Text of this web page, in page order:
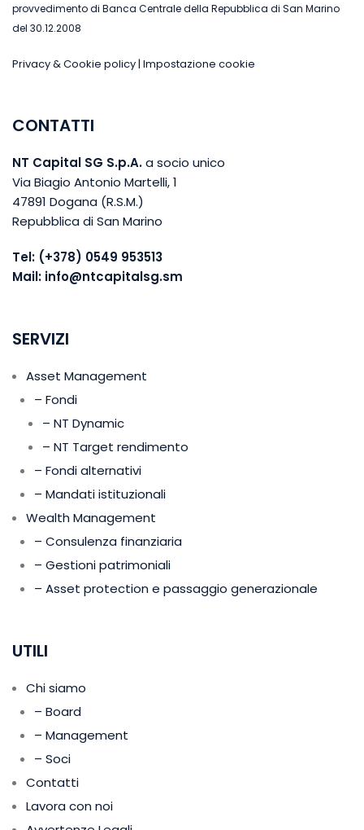
provvedimento di Banca Centrale della Repubblica di San Marino
del 30.12.2008
Privacy & Cookie policy| Impostazione cookie
CONTATTI
NT Capital SG S.p.A.a socio unico
Via Biagio Antonio Martelli, 1
47891 Dogana (R.S.M.)
Repubblica di San Marino
Tel: (+378) 0549 953513
Mail: info@ntcapitalsg.sm
SERVIZI
Asset Management
– Fondi
– NT Dynamic
– NT Target rendimento
– Fondi alternativi
– Mandati istituzionali
Wealth Management
– Consulenza finanziaria
– Gestioni patrimoniali
– Asset protection e passaggio generazionale
UTILI
Chi siamo
– Board
– Management
– Soci
Contatti
Lavora con noi